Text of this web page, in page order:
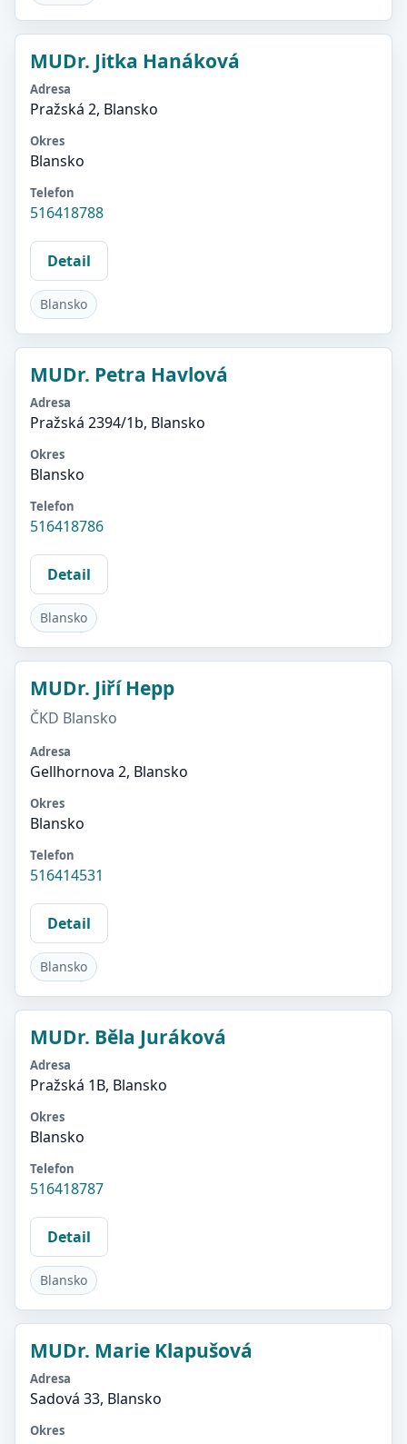
MUDr. Jitka Hanáková
Adresa
Pražská 2, Blansko
Okres
Blansko
Telefon
516418788
Detail
Blansko
MUDr. Petra Havlová
Adresa
Pražská 2394/1b, Blansko
Okres
Blansko
Telefon
516418786
Detail
Blansko
MUDr. Jiří Hepp
ČKD Blansko
Adresa
Gellhornova 2, Blansko
Okres
Blansko
Telefon
516414531
Detail
Blansko
MUDr. Běla Juráková
Adresa
Pražská 1B, Blansko
Okres
Blansko
Telefon
516418787
Detail
Blansko
MUDr. Marie Klapušová
Adresa
Sadová 33, Blansko
Okres